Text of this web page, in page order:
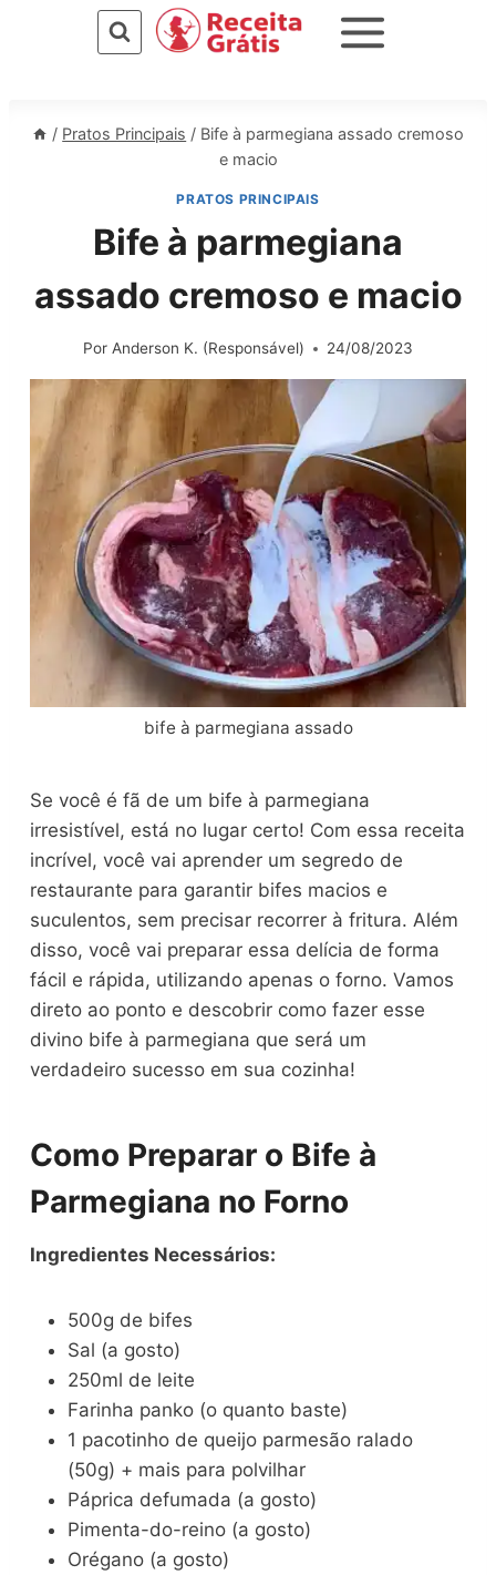
/ Pratos Principais / Bife à parmegiana assado cremoso
e macio
PRATOS PRINCIPAIS
Bife à parmegiana
assado cremoso e macio
Por Anderson K. (Responsável) 24/08/2023
bife à parmegiana assado
Se você é fã de um bife à parmegiana
irresistível, está no lugar certo! Com essa receita
incrível, você vai aprender um segredo de
restaurante para garantir bifes macios e
suculentos, sem precisar recorrer à fritura. Além
disso, você vai preparar essa delícia de forma
fácil e rápida, utilizando apenas o forno. Vamos
direto ao ponto e descobrir como fazer esse
divino bife à parmegiana que será um
verdadeiro sucesso em sua cozinha!
Como Preparar o Bife à
Parmegiana no Forno
Ingredientes Necessários:
500g de bifes
Sal (a gosto)
250ml de leite
Farinha panko (o quanto baste)
1 pacotinho de queijo parmesão ralado
(50g) + mais para polvilhar
Páprica defumada (a gosto)
Pimenta-do-reino (a gosto)
Orégano (a gosto)